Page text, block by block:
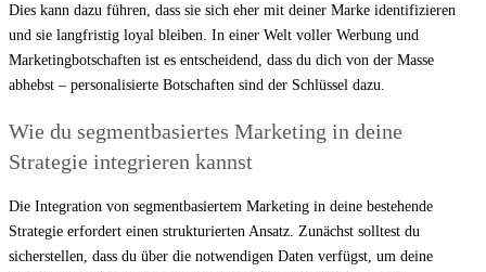
Dies kann dazu führen, dass sie sich eher mit deiner Marke identifizieren
und sie langfristig loyal bleiben. In einer Welt voller Werbung und
Marketingbotschaften ist es entscheidend, dass du dich von der Masse
abhebst – personalisierte Botschaften sind der Schlüssel dazu.
Wie du segmentbasiertes Marketing in deine
Strategie integrieren kannst
Die Integration von segmentbasiertem Marketing in deine bestehende
Strategie erfordert einen strukturierten Ansatz. Zunächst solltest du
sicherstellen, dass du über die notwendigen Daten verfügst, um deine